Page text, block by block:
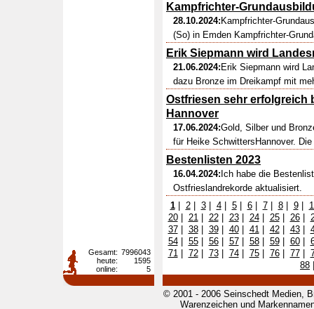
Kampfrichter-
28.10.2024: Kampfrichter-
(So) in Emden Kampfrichter-
Erik Siepmann wird
21.06.2024: Erik Siepmann wird
dazu Bronze im Dreikampf mit
Ostfriesen sehr erfolgreich
Hannover
17.06.2024:Gold, Silber und
für Heike SchwittersHannover.
Bestenlisten 2023
16.04.2024: Ich habe die
Ostfrieslandrekorde aktualisiert.
1| 2| 3| 4| 5| 6| 7| 8| 9|
20| 21| 22| 23| 24| 25| 26|
37| 38| 39| 40| 41| 42| 43|
54| 55| 56| 57| 58| 59| 60|
71| 72| 73| 74| 75| 76| 77|
88
Gesamt: 7996043
heute:
1595
online:
5
© 2001 - 2006 Seinschedt Medien,
Warenzeichen und